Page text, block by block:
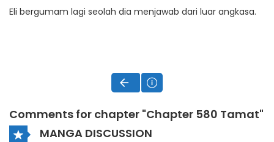
Eli bergumam lagi seolah dia menjawab dari luar angkasa.
Comments for chapter "Chapter 580 Tamat"
MANGA DISCUSSION